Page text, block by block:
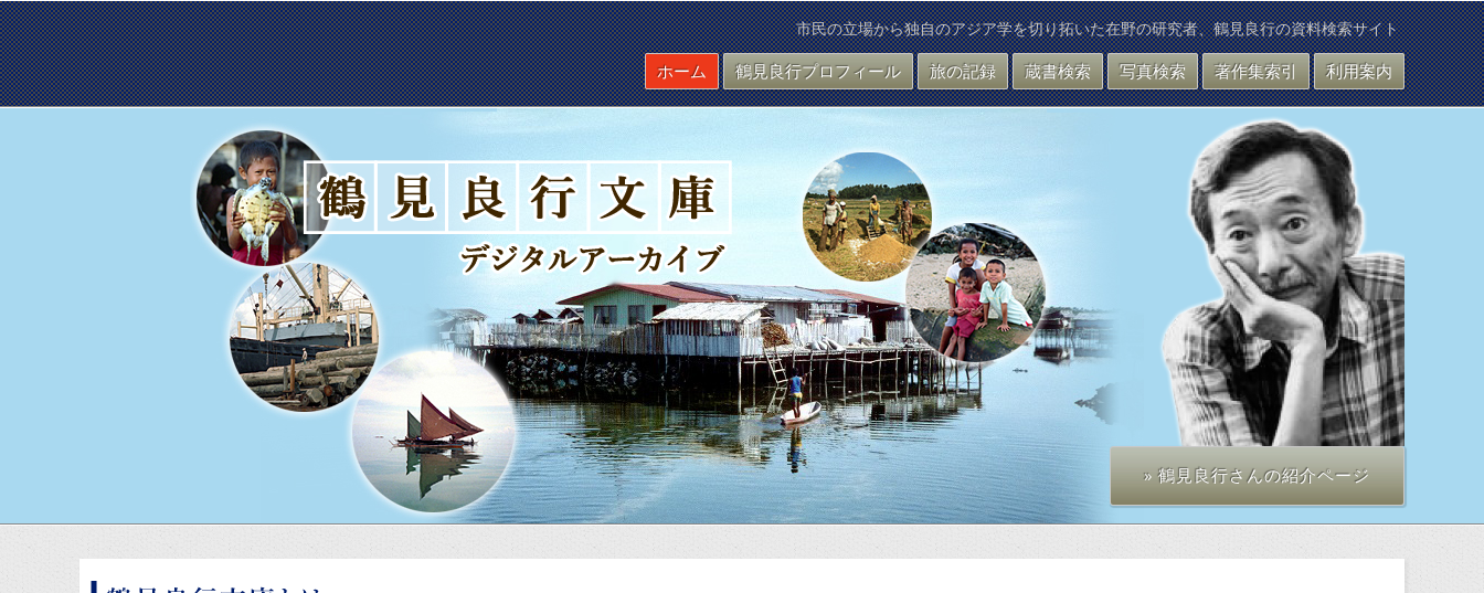
市民の立場から独自のアジア学を切り拓いた在野の研究者、鶴見良行の資料検索サイト
ホーム 鶴見良行プロフィール 旅の記録 蔵書検索 写真検索 著作集索引 利用案内
» 鶴見良行さんの紹介ページ